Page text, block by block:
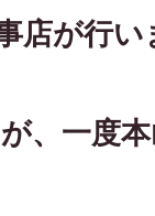
店が行
、一度